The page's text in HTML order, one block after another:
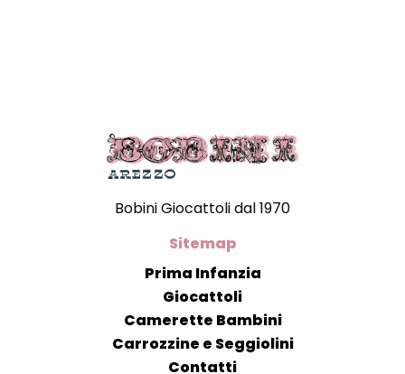
Bobini Giocattoli dal 1970
Sitemap
Prima Infanzia
Giocattoli
Camerette Bambini
Carrozzine e Seggiolini
Contatti